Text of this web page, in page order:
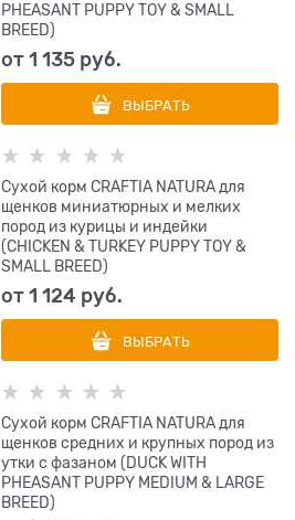
PHEASANT PUPPY TOY & SMALL
BREED)
от1 135 руб.
ВЫБРАТЬ
Сухой корм CRAFTIA NATURA для
щенков миниатюрных и мелких
пород из курицы и индейки
(CHICKEN & TURKEY PUPPY TOY &
SMALL BREED)
от1 124 руб.
ВЫБРАТЬ
Сухой корм CRAFTIA NATURA для
щенков средних и крупных пород из
утки с фазаном (DUCK WITH
PHEASANT PUPPY MEDIUM & LARGE
BREED)